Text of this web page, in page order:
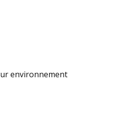
environnement